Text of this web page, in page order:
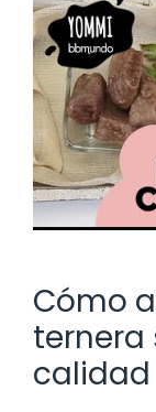
Cómo
ternera
calidad